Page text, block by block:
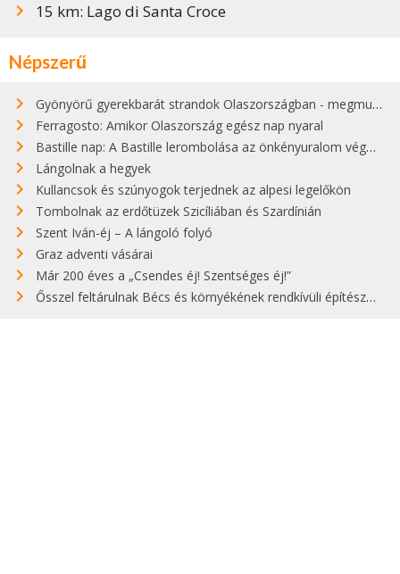
15 km: Lago di Santa Croce
Népszerű
Gyönyörű gyerekbarát strandok Olaszországban - megmutatjuk a 15 legjobbat
Ferragosto: Amikor Olaszország egész nap nyaral
Bastille nap: A Bastille lerombolása az önkényuralom végét jelentette
Lángolnak a hegyek
Kullancsok és szúnyogok terjednek az alpesi legelőkön
Tombolnak az erdőtüzek Szicíliában és Szardínián
Szent Iván-éj – A lángoló folyó
Graz adventi vásárai
Már 200 éves a „Csendes éj! Szentséges éj!”
Ősszel feltárulnak Bécs és környékének rendkívüli építészeti kincsei